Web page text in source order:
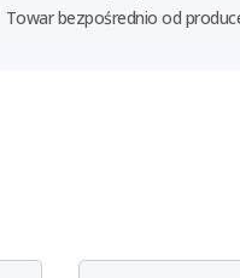
Towar bezpośrednio od